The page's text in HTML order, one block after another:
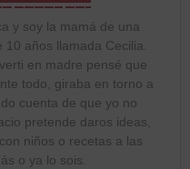
y soy la mamá de una
años llamada Cecilia.
en madre pensé que
todo, giraba en torno a
cuenta de que yo no
pretende daros ideas,
niños o recetas a las
o ya lo sois.